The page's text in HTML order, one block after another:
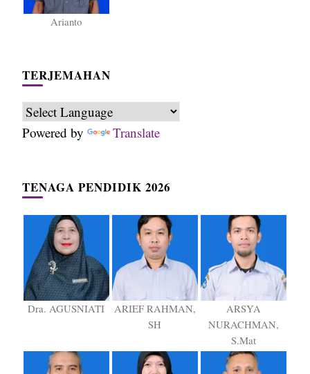
Arianto
TERJEMAHAN
Powered by Translate
TENAGA PENDIDIK 2026
Dra. AGUSNIATI
ARIEF RAHMAN,
SH
ARSYA
NURACHMAN,
S.Mat